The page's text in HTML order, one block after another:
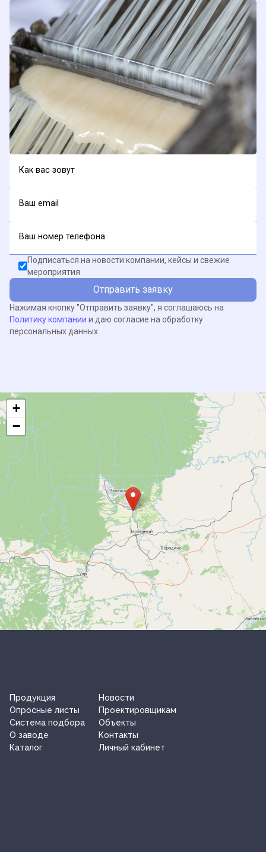
Как вас зовут
Ваш email
Ваш номер телефона
Подписаться на новости компании, кейсы и свежие
мероприятия
Отправить заявку
Нажимая кнопку "Отправить заявку", я соглашаюсь на
Политику компании и даю согласие на обработку
персональных данных.
+
−
Продукция
Новости
Опросные листы
Проектировщикам
Система подбора
Объекты
О заводe
Контакты
Каталог
Личный кабинет